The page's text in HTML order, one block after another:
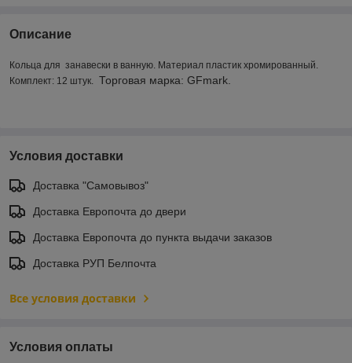
Описание
Кольца для занавески в ванную. Материал пластик хромированный.
Комплект: 12 штук.
Торговая марка: GFmark.
Условия доставки
Доставка "Самовывоз"
Доставка Европочта до двери
Доставка Европочта до пункта выдачи заказов
Доставка РУП Белпочта
Все условия доставки
Условия оплаты